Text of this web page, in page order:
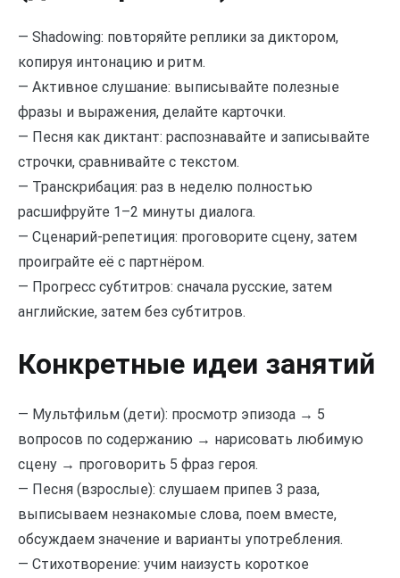
— Shadowing: повторяйте реплики за диктором,
копируя интонацию и ритм.
— Активное слушание: выписывайте полезные
фразы и выражения, делайте карточки.
— Песня как диктант: распознавайте и записывайте
строчки, сравнивайте с текстом.
— Транскрибация: раз в неделю полностью
расшифруйте 1–2 минуты диалога.
— Сценарий-репетиция: проговорите сцену, затем
проиграйте её с партнёром.
— Прогресс субтитров: сначала русские, затем
английские, затем без субтитров.
Конкретные идеи занятий
— Мультфильм (дети): просмотр эпизода → 5
вопросов по содержанию → нарисовать любимую
сцену → проговорить 5 фраз героя.
— Песня (взрослые): слушаем припев 3 раза,
выписываем незнакомые слова, поем вместе,
обсуждаем значение и варианты употребления.
— Стихотворение: учим наизусть короткое